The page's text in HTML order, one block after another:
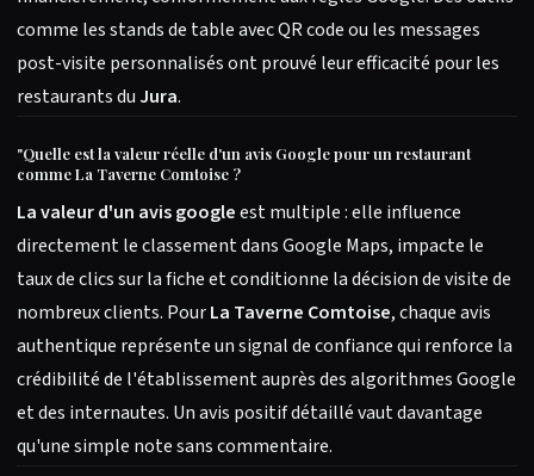
comme les stands de table avec QR code ou les messages
post-visite personnalisés ont prouvé leur efficacité pour les
restaurants duJura.
"Quelle est la valeur réelle d'un avis Google pour un restaurant
comme La Taverne Comtoise ?
La valeur d'un avis googleest multiple : elle influence
directement le classement dans Google Maps, impacte le
taux de clics sur la fiche et conditionne la décision de visite de
nombreux clients. PourLa Taverne Comtoise, chaque avis
authentique représente un signal de confiance qui renforce la
crédibilité de l'établissement auprès des algorithmes Google
et des internautes. Un avis positif détaillé vaut davantage
qu'une simple note sans commentaire.